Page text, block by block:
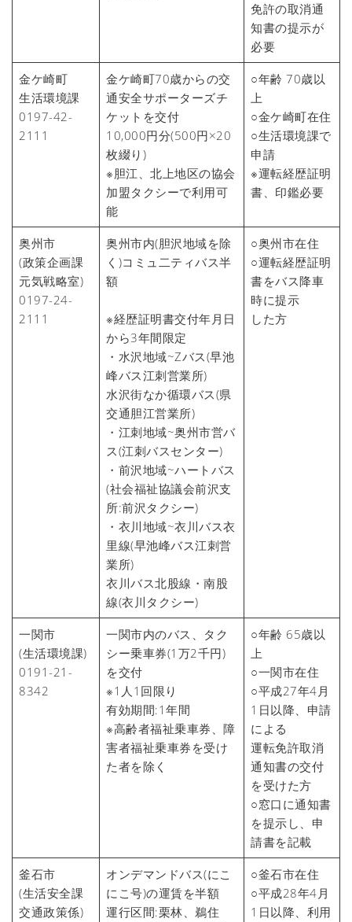
免許の取消通
知書の提示が
必要
金ケ崎町
生活環境課
0197-42-
2111
金ケ崎町70歳からの交
通安全サポーターズチ
ケットを交付
10,000円分(500円×20
枚綴り)
※胆江、北上地区の協会
加盟タクシーで利用可
能
○年齢 70歳以
上
○金ケ崎町在住
○生活環境課で
申請
※運転経歴証明
書、印鑑必要
奥州市
(政策企画課
元気戦略室)
0197-24-
2111
奥州市内(胆沢地域を除
く)コミュ二ティバス半
額
※経歴証明書交付年月日
から3年間限定
・水沢地域~Zバス(早池
峰バス江刺営業所)
水沢街なか循環バス(県
交通胆江営業所)
・江刺地域~奥州市営バ
ス(江刺バスセンター)
・前沢地域~ハートバス
(社会福祉協議会前沢支
所:前沢タクシー)
・衣川地域~衣川バス衣
里線(早池峰バス江刺営
業所)
衣川バス北股線・南股
線(衣川タクシー)
○奥州市在住
○運転経歴証明
書をバス降車
時に提示
した方
一関市
(生活環境課)
0191-21-
8342
一関市内のバス、タク
シー乗車券(1万2千円)
を交付
※1人1回限り
有効期間:1年間
※高齢者福祉乗車券、障
害者福祉乗車券を受け
た者を除く
○年齢 65歳以
上
○一関市在住
○平成27年4月
1日以降、申請
による
運転免許取消
通知書の交付
を受けた方
○窓口に通知書
を提示し、申
請書を記載
釜石市
(生活安全課
交通政策係)
オンデマンドバス(にこ
にこ号)の運賃を半額
運行区間:栗林、鵜住
○釜石市在住
○平成28年4月
1日以降、利用